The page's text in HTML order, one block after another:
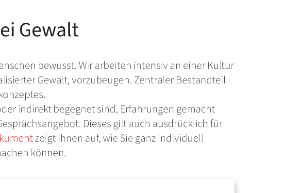
Gewalt
bewusst. Wir arbeiten intensiv an einer Kultur
Gewalt, vorzubeugen. Zentraler Bestandteil
indirekt begegnet sind, Erfahrungen gemacht
Dieses gilt auch ausdrücklich für
zeigt Ihnen auf, wie Sie ganz individuell
können.